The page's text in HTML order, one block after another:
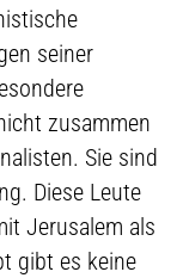
seiner
zusammen
Sie sind
Diese Leute
Jerusalem als
gibt es keine